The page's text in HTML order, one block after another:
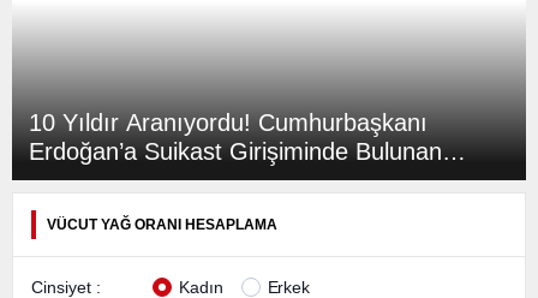
10 Yıldır Aranıyordu! Cumhurbaşkanı
Erdoğan’a Suikast Girişiminde Bulunan
FETÖ Firarisi Yakalandı
VÜCUT YAĞ ORANI HESAPLAMA
Cinsiyet : Kadın Erkek